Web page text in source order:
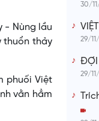
- Nùng lầu
thuổn thảy
phuối Việt
vằn hẳm
30/
29/
ĐỢI
29/